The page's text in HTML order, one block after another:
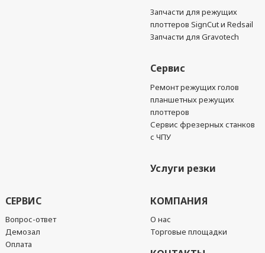
Запчасти для режущих
плоттеров SignCut и Redsail
Запчасти для Gravotech
Сервис
Ремонт режущих голов
планшетных режущих
плоттеров
Сервис фрезерных станков
с ЧПУ
Услуги резки
СЕРВИС
Вопрос-ответ
Демозал
Оплата
КОМПАНИЯ
О нас
Торговые площадки